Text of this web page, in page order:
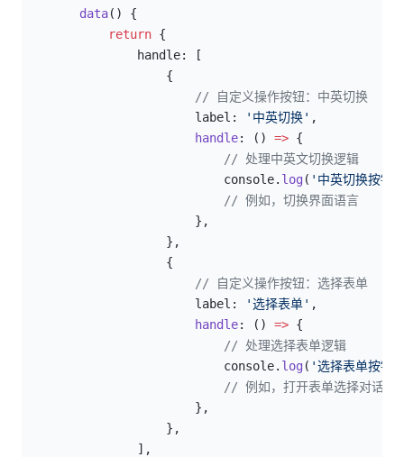
        data
() {
            return
{
                handle: [
                    {
                        // 自定义操作按钮：中英切换
                        label:
'中英切换' ,
                        handle
: () => {
                            // 处理中英文切换逻辑
                            console.
log( '中英切换按钮
                            // 例如，切换界面语言
                        },
                    },
                    {
                        // 自定义操作按钮：选择表单
                        label:
'选择表单' ,
                        handle
: () => {
                            // 处理选择表单逻辑
                            console.
log( '选择表单按钮
                            // 例如，打开表单选择对话框
                        },
                    },
                ],